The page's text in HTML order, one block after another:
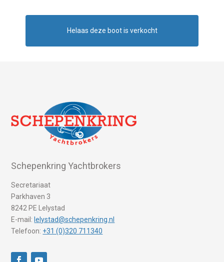
Helaas deze boot is verkocht
Schepenkring Yachtbrokers
Secretariaat
Parkhaven 3
8242 PE Lelystad
E-mail: lelystad@schepenkring.nl
Telefoon: +31 (0)320 711340